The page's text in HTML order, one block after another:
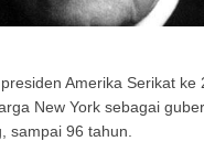
Amerika Serikat ke
New York sebagai
sampai 96 tahun.